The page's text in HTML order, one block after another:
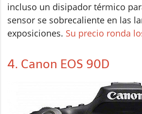
incluso un disipador térmico
sensor se sobrecaliente en las
exposiciones. Su precio ronda
4. Canon EOS 90D